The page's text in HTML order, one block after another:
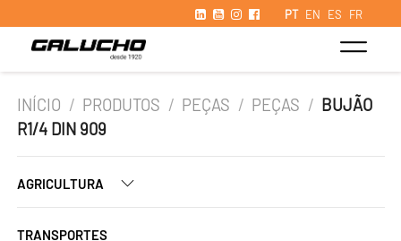
PT EN ES FR
INÍCIO / PRODUTOS / PEÇAS / PEÇAS / BUJÃO
R1/4 DIN 909
AGRICULTURA
TRANSPORTES